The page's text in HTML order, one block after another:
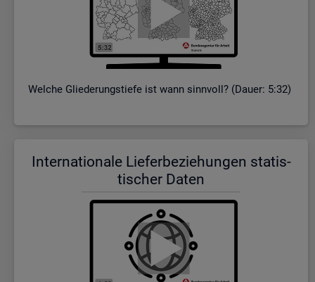
Wel­che Glie­de­rungs­tie­fe ist wann sinn­voll? (Dauer: 5:32)
In­ter­na­tio­na­le Lie­fer­be­zie­hun­gen sta­tis­
ti­scher Daten